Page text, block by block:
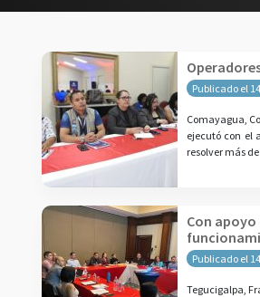
Publicado el
Comayagua,
ejecutó con el
resolver más de
Con apoyo
Publicado el
Tegucigalpa,